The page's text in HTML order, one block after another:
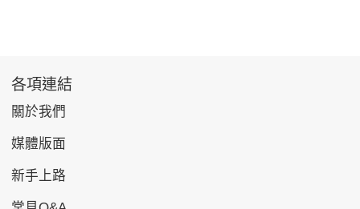
各項連結
關於我們
媒體版面
新手上路